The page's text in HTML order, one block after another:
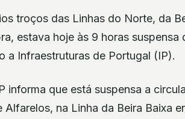
troços das Linhas do Norte, da
estava hoje às 9 horas
a Infraestruturas de Portugal (IP).
informa que está suspensa a
Alfarelos, na Linha da Beira Baixa